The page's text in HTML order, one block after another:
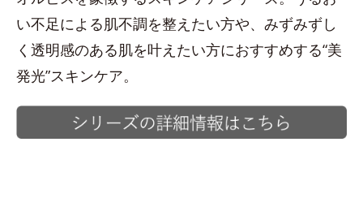
い不足による肌不調を整えたい方や、みずみずし
く透明感のある肌を叶えたい方におすすめする“美
発光”スキンケア。